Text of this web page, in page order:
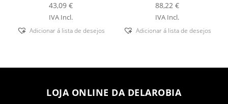
43,09 €
IVA Incl.
Adicionar á lista de desejos
88,22€
IVA Incl.
Adicionar á lista de desejos
LOJA ONLINE DA DELAROBIA